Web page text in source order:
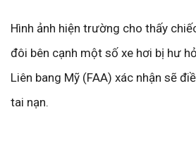
Hình ảnh hiện trường cho thấy
đôi bên cạnh một số xe hơi bị hư
Liên bang Mỹ (FAA) xác nhận sẽ
tai nạn.